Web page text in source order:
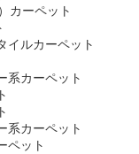
カーペット
イルカーペット
系カーペット
系カーペット
ペット